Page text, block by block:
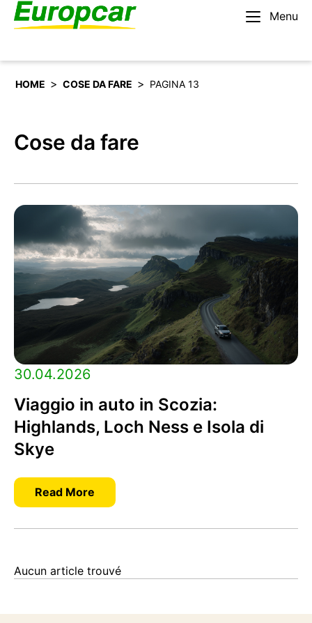
Menu
Italiano
HOME > COSE DA FARE > PAGINA 13
Cose da fare
30.04.2026
Viaggio in auto in Scozia:
Highlands, Loch Ness e Isola di
Skye
Read More
Aucun article trouvé